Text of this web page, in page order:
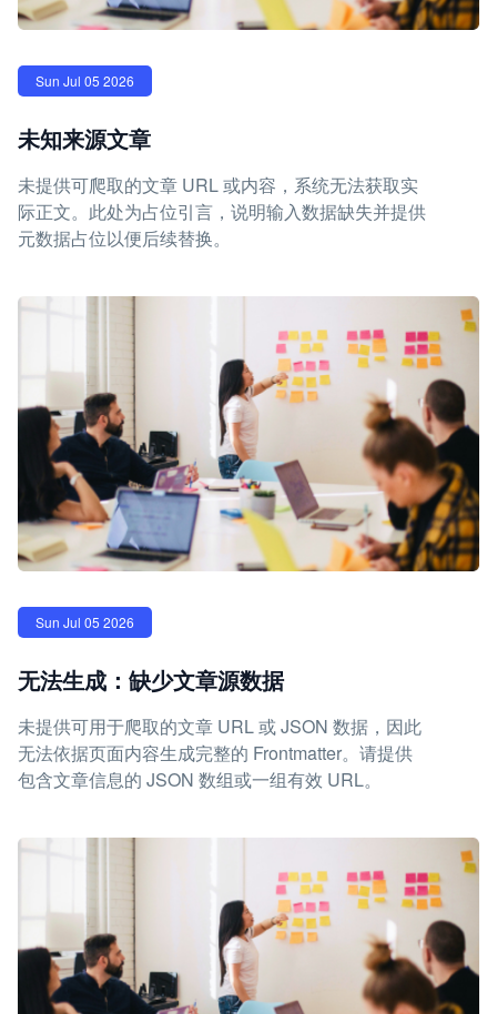
Sun Jul 05 2026
未知来源文章
未提供可爬取的文章 URL 或内容，系统无法获取实
际正文。此处为占位引言，说明输入数据缺失并提供
元数据占位以便后续替换。
Sun Jul 05 2026
无法生成：缺少文章源数据
未提供可用于爬取的文章 URL 或 JSON 数据，因此
无法依据页面内容生成完整的 Frontmatter。请提供
包含文章信息的 JSON 数组或一组有效 URL。